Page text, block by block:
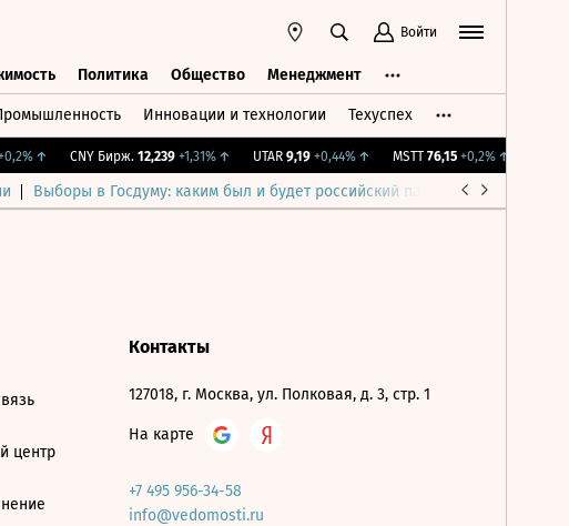
Войти
Политика Общество Менеджмент
Инновации и технологии Техуспех
↑ CNY Бирж. 12,239 +1,31%↑ UTAR 9,19 +0,44%↑ MSTT 76,15 +0,2%↑
Выборы в Госдуму: каким был и будет российский парламент
центр
Контакты
127018, г. Москва, ул. Полковая, д. 3, стр. 1
На карте
+7 495 956-34-58
info@vedomosti.ru